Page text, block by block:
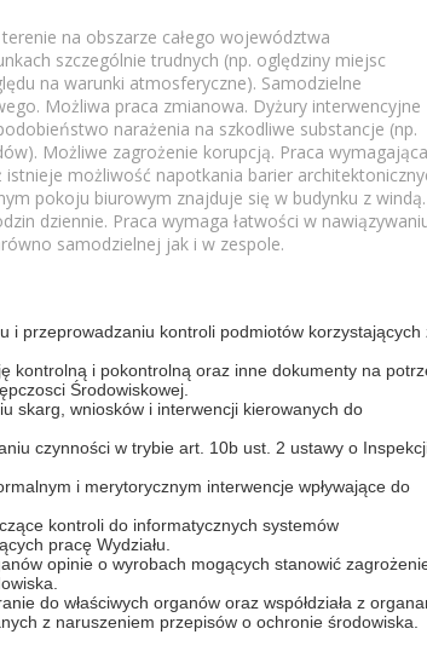
na obszarze całego województwa
szczególnie trudnych (np. oględziny miejsc
na warunki atmosferyczne). Samodzielne
Możliwa praca zmianowa. Dyżury interwencyjne
narażenia na szkodliwe substancje (np.
Możliwe zagrożenie korupcją. Praca wymagająca
istnieje możliwość napotkania barier
pokoju biurowym znajduje się w budynku z windą.
dziennie. Praca wymaga łatwości w
samodzielnej jak i w zespole.
i przeprowadzaniu kontroli podmiotów korzystających
kontrolną i pokontrolną oraz inne dokumenty na
Środowiskowej.
skarg, wniosków i interwencji kierowanych do
czynności w trybie art. 10b ust. 2 ustawy o
i merytorycznym interwencje wpływające do
kontroli do informatycznych systemów
pracę Wydziału.
opinie o wyrobach mogących stanowić
do właściwych organów oraz współdziała z
z naruszeniem przepisów o ochronie środowiska.